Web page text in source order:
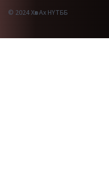
© 2024 Хөх Ах НҮТББ